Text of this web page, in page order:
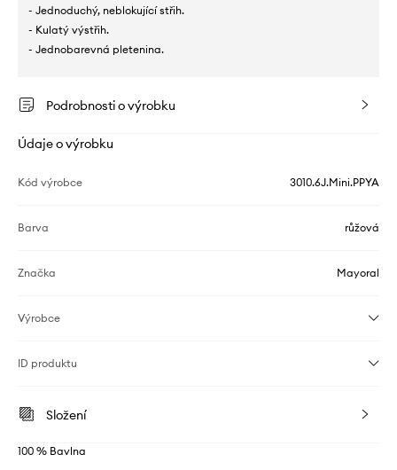
- Jednoduchý, neblokující střih.
- Kulatý výstřih.
- Jednobarevná pletenina.
Podrobnosti o výrobku
Údaje o výrobku
Kód výrobce 3010.6J.Mini.PPYA
Barva růžová
Značka Mayoral
Výrobce
ID produktu
Složení
100 % Bavlna